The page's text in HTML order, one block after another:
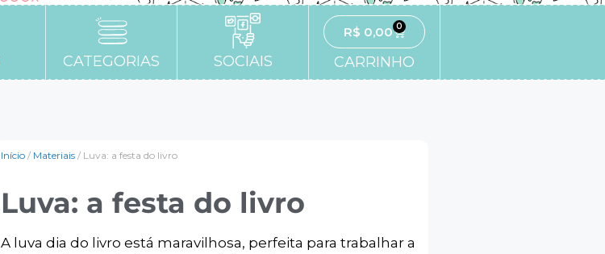
CATEGORIAS SOCIAIS
R$ 0,00 0
CARRINHO
Início / Materiais / Luva: a festa do livro
Luva: a festa do livro
A luva dia do livro está maravilhosa, perfeita para trabalhar a